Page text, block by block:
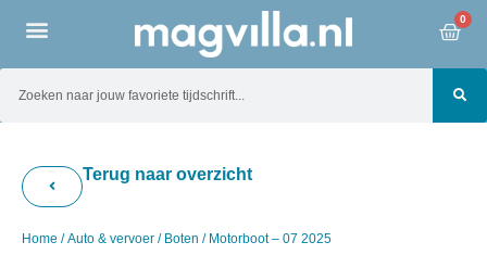
0
Terug naar overzicht
Home /Auto & vervoer / Boten / Motorboot – 07 2025